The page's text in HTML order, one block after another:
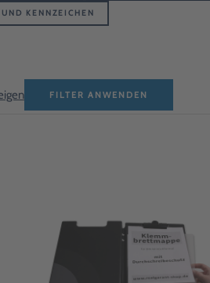
KENNZEICHEN
FILTER ANWENDEN